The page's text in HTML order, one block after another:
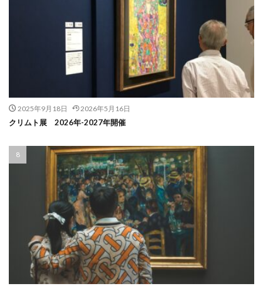
2025年9月18日 2026年5月16日
クリムト展 2026年-2027年開催